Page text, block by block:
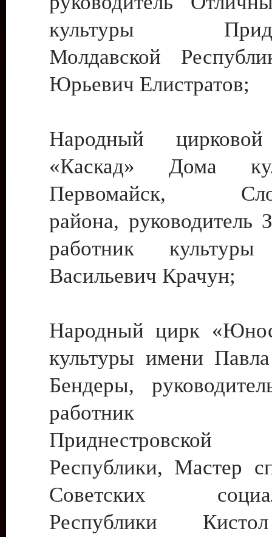
культуры
Молдавской
Юрьевич Елистратов;
Народный цирковой
«Каскад» Дома
Первомайск,
района, руководитель
работник культуры
Васильевич Крачун;
Народный цирк
культуры имени
Бендеры,
работник
Приднестровской
Республики, Мастер
Советских
Республики